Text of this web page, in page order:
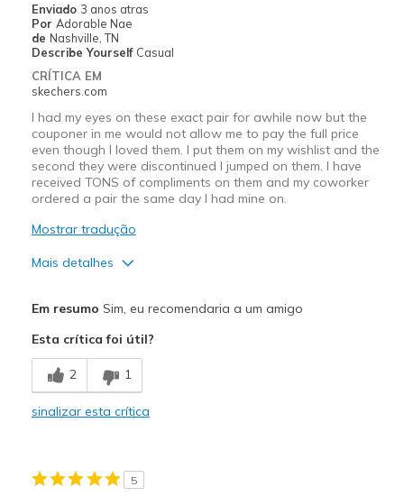
Going Out
Special Occasions
Travel
Width
Feels true to width
Sizing
Feels true to size
View On Shoes
Shoes are for Wearing
Enviado 3 anos atras
Por Adorable Nae
de Nashville, TN
Describe Yourself Casual
CRÍTICA EM
skechers.com
I had my eyes on these exact pair for awhile now but the
couponer in me would not allow me to pay the full price
even though I loved them. I put them on my wishlist and the
second they were discontinued I jumped on them. I have
received TONS of compliments on them and my coworker
ordered a pair the same day I had mine on.
Mostrar tradução
Mais detalhes
Breathe Well
Comfortable
Em resumo Sim, eu recomendaria a um amigo
Esta crítica foi útil?
2 1
sinalizar esta crítica
5